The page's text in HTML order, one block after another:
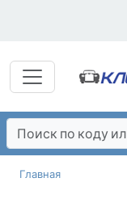
Главная